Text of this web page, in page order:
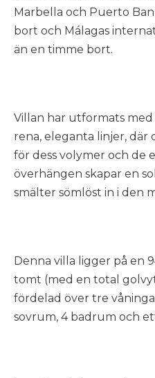
Marbella och Puerto
bort och Málagas
än en timme bort.
Villan har utformats
rena, eleganta linjer, där
för dess volymer och de
överhängen skapar en
smälter sömlöst in i den
Denna villa ligger på en
tomt (med en total
fördelad över tre
sovrum, 4 badrum och